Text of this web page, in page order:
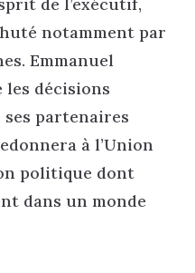
notamment par
Emmanuel
décisions
partenaires
à l’Union
politique dont
dans un monde